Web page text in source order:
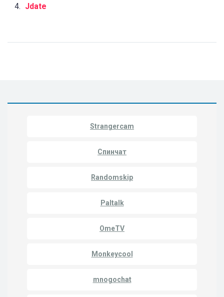
Jdate
Strangercam
Спинчат
Randomskip
Paltalk
OmeTV
Monkeycool
mnogochat